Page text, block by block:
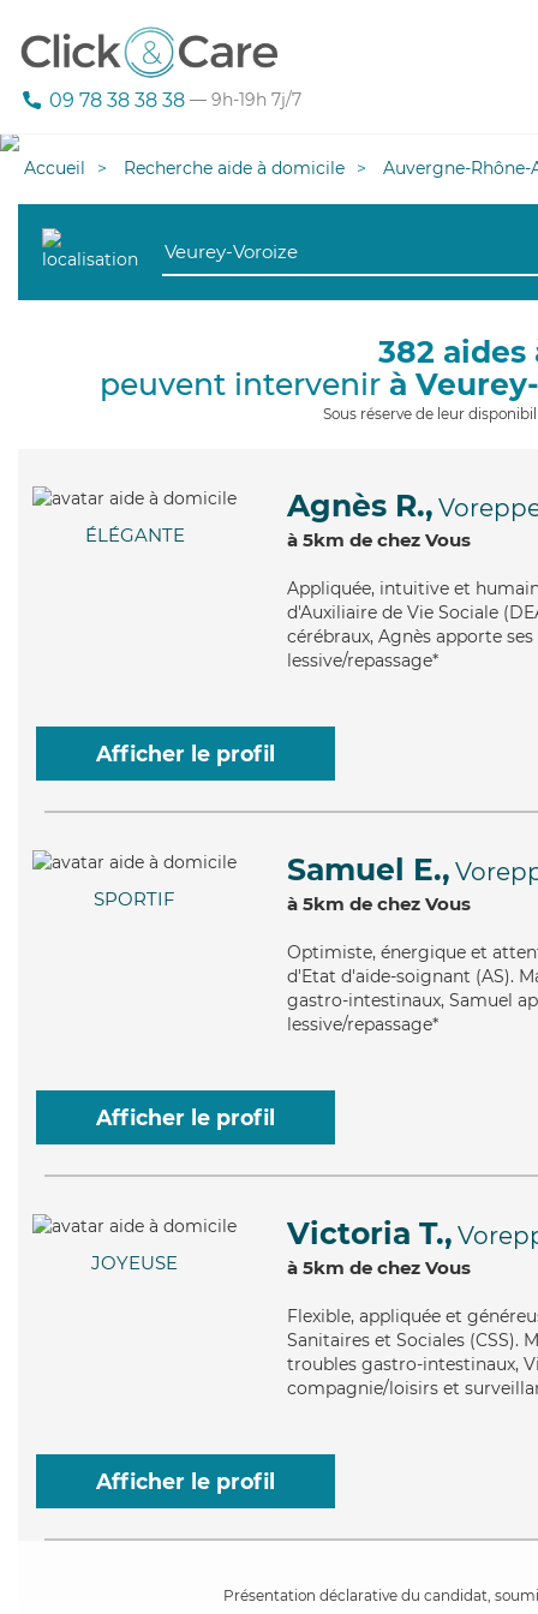
09 78 38 38 38 — 9h-19h 7j/7
Accueil Recherche aide à domicile Auvergne-Rhône-
382
peuvent intervenir à
Sous réserve de leur
ÉLÉGANTE
Agnès R.,
à 5km de chez Vous
Appliquée, intuitive et
d'Auxiliaire de Vie Sociale
cérébraux, Agnès apporte
lessive/repassage*
Afficher le profil
SPORTIF
Samuel E.,
à 5km de chez Vous
Optimiste, énergique et
d'Etat d'aide-soignant (AS).
gastro-intestinaux, Samuel
lessive/repassage*
Afficher le profil
JOYEUSE
Victoria T.,
à 5km de chez Vous
Flexible, appliquée et
Sanitaires et Sociales (CSS).
troubles gastro-intestinaux,
compagnie/loisirs et
Afficher le profil
Présentation déclarative du candidat,